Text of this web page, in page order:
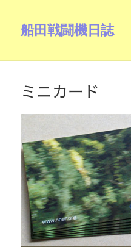
船田戦闘機日誌
ミニカード